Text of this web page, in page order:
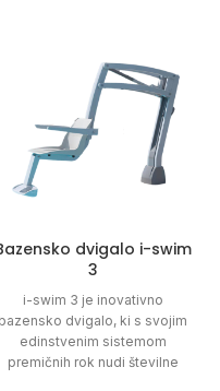
dvigalo i-swim
3
i-swim 3 je inovativno
bazensko dvigalo, ki s svojim
edinstvenim sistemom
premičnih rok nudi številne